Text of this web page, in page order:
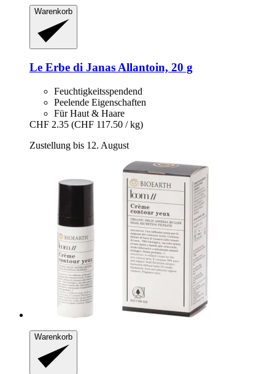
Warenkorb
Le Erbe di Janas Allantoin, 20 g
Feuchtigkeitsspendend
Peelende Eigenschaften
Für Haut & Haare
CHF 2.35 (CHF 117.50 / kg)
Zustellung bis 12. August
Warenkorb